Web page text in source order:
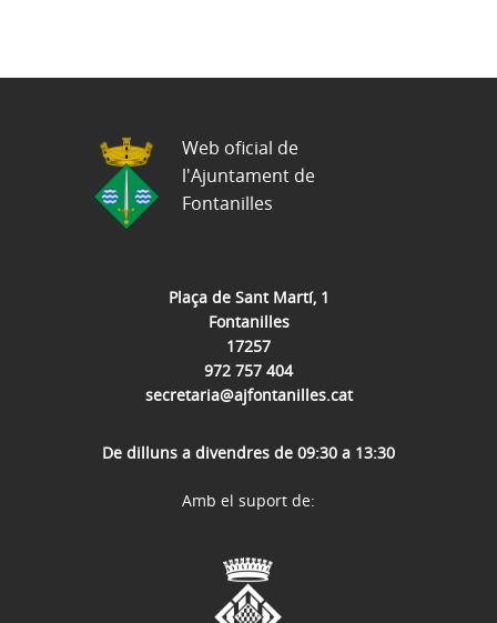
Plaça de Sant Martí, 1
Fontanilles
17257
972 757 404
secretaria@ajfontanilles.cat
De dilluns a divendres de 09:30 a 13:30
Web oficial de
l'Ajuntament de
Fontanilles
Amb el suport de: